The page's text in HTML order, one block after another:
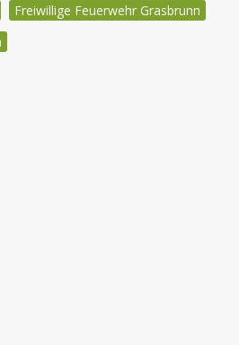
Freiwillige Feuerwehr Grasbrunn